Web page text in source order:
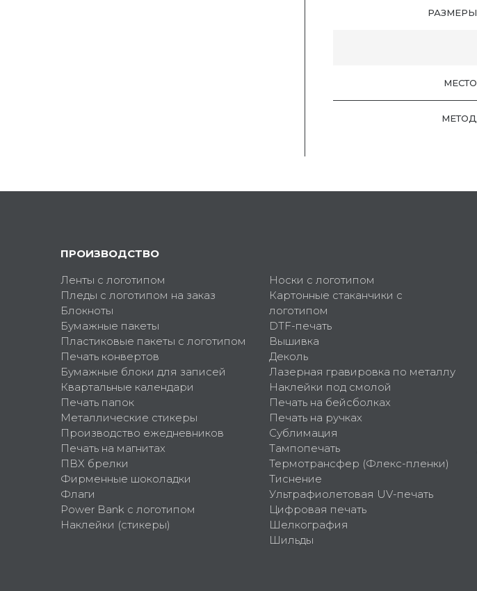
РАЗМЕРЫ
МЕСТО
МЕТОД
ПРОИЗВОДСТВО
Ленты с логотипом
Пледы с логотипом на заказ
Блокноты
Бумажные пакеты
Пластиковые пакеты с логотипом
Печать конвертов
Бумажные блоки для записей
Квартальные календари
Печать папок
Металлические стикеры
Производство ежедневников
Печать на магнитах
ПВХ брелки
Фирменные шоколадки
Флаги
Power Bank с логотипом
Наклейки (стикеры)
Носки с логотипом
Картонные стаканчики с
логотипом
DTF-печать
Вышивка
Деколь
Лазерная гравировка по металлу
Наклейки под смолой
Печать на бейсболках
Печать на ручках
Сублимация
Тампопечать
Термотрансфер (Флекс-пленки)
Тиснение
Ультрафиолетовая UV-печать
Цифровая печать
Шелкография
Шильды